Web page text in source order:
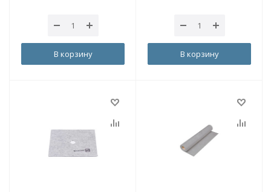
В корзину В корзину